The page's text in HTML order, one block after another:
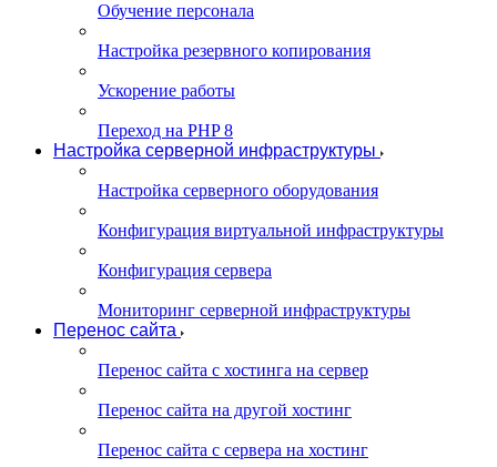
Обучение персонала
Настройка резервного копирования
Ускорение работы
Переход на PHP 8
Настройка серверной инфраструктуры
Настройка серверного оборудования
Конфигурация виртуальной инфраструктуры
Конфигурация сервера
Мониторинг серверной инфраструктуры
Перенос сайта
Перенос сайта с хостинга на сервер
Перенос сайта на другой хостинг
Перенос сайта с сервера на хостинг